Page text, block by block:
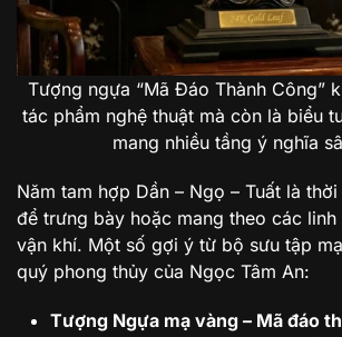
Tượng ngựa “Mã Đáo Thành Công”
tác phẩm nghệ thuật mà còn là biểu
mang nhiều tầng ý nghĩa
Năm tam hợp Dần – Ngọ – Tuất là
để trưng bày hoặc mang theo các
vận khí. Một số gợi ý từ bộ sưu tập
quý phong thủy của Ngọc Tâm An:
Tượng Ngựa mạ vàng – Mã đáo